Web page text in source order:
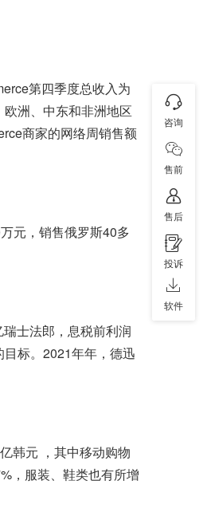
第四季度总收入为
洲、中东和非洲地区
商家的网络周销售额
元，销售俄罗斯40多
士法郎，息税前利润
标。2021年年，德迅
韩元 ，其中移动购物
，服装、鞋类也有所增
咨询
售前
售后
投诉
软件